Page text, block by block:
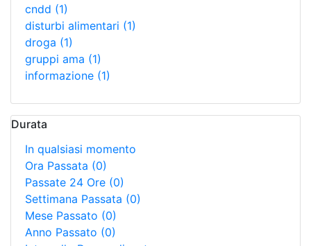
cndd (1)
disturbi alimentari (1)
droga (1)
gruppi ama (1)
informazione (1)
Durata
In qualsiasi momento
Ora Passata (0)
Passate 24 Ore (0)
Settimana Passata (0)
Mese Passato (0)
Anno Passato (0)